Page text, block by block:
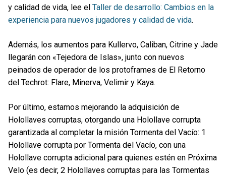
y calidad de vida, lee el Taller de desarrollo: Cambios en la
experiencia para nuevos jugadores y calidad de vida.
Además, los aumentos para Kullervo, Caliban, Citrine y Jade
llegarán con «Tejedora de Islas», junto con nuevos
peinados de operador de los protoframes de El Retorno
del Techrot: Flare, Minerva, Velimir y Kaya.
Por último, estamos mejorando la adquisición de
Holollaves corruptas, otorgando una Holollave corrupta
garantizada al completar la misión Tormenta del Vacío: 1
Holollave corrupta por Tormenta del Vacío, con una
Holollave corrupta adicional para quienes estén en Próxima
Velo (es decir, 2 Holollaves corruptas para las Tormentas